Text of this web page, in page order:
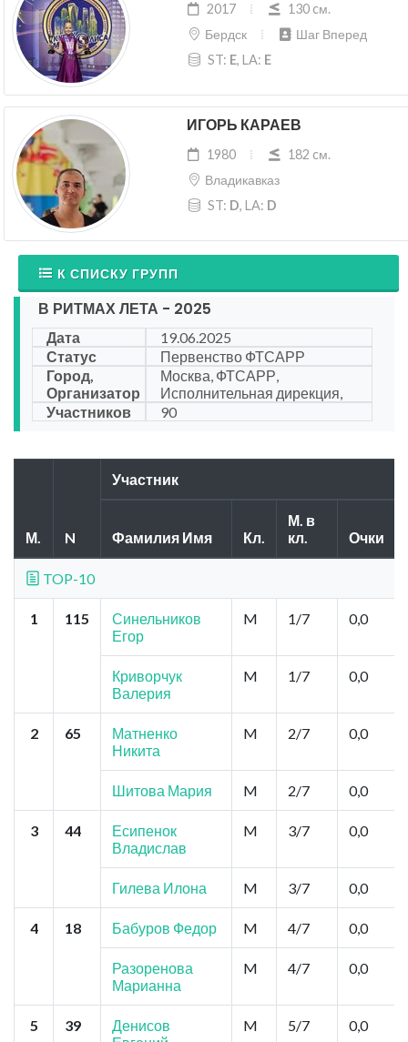
2017
130 cм.
Бердск
Шаг Вперед
ST: E, LA: E
ИГОРЬ КАРАЕВ
1980
182 cм.
Владикавказ
ST: D, LA: D
К СПИСКУ ГРУПП
В РИТМАХ ЛЕТА - 2025
Дата
19.06.2025
Статус
Первенство ФТСАРР
Город,
Организатор
Москва, ФТСАРР,
Исполнительная дирекция,
Участников
90
М. N
Участник
Фамилия Имя Кл.
М. в
кл.
Очки
TOP-10
1 115
Синельников
Егор
M 1/7 0,0
Криворчук
Валерия
M 1/7 0,0
2 65
Матненко
Никита
M 2/7 0,0
Шитова Мария
M 2/7 0,0
3 44
Есипенок
Владислав
M 3/7 0,0
Гилева Илона M 3/7 0,0
4 18 Бабуров Федор M 4/7 0,0
Разоренова
Марианна
M 4/7 0,0
5 39
Денисов
M 5/7 0,0